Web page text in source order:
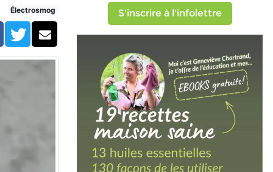
Électrosmog
TwitterCourriel
S'inscrire à l'infolettre